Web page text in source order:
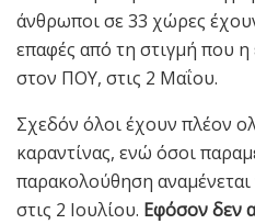
άνθρωποι σε 33 χώρες
επαφές από τη στιγμή που
στον ΠΟΥ, στις 2 Μαΐου.
Σχεδόν όλοι έχουν πλέον
καραντίνας, ενώ όσοι
παρακολούθηση
στις 2 Ιουλίου. Εφόσον δεν